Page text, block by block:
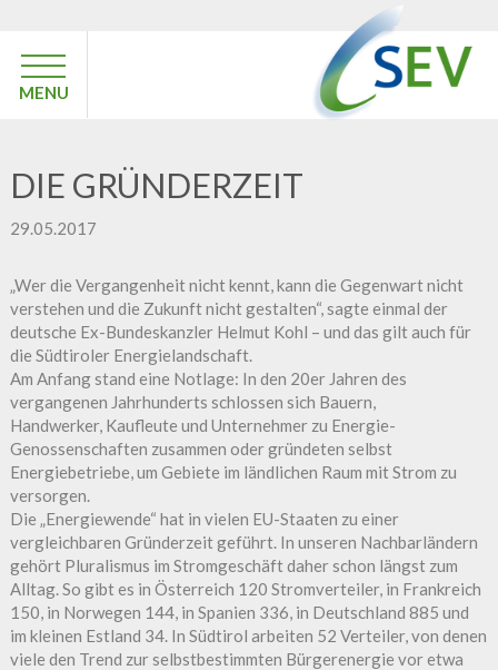
MENU
DIE GRÜNDERZEIT
29.05.2017
„Wer die Vergangenheit nicht kennt, kann die Gegenwart nicht
verstehen und die Zukunft nicht gestalten“, sagte einmal der
deutsche Ex-Bundeskanzler Helmut Kohl – und das gilt auch für
die Südtiroler Energielandschaft.
Am Anfang stand eine Notlage: In den 20er Jahren des
vergangenen Jahrhunderts schlossen sich Bauern,
Handwerker, Kaufleute und Unternehmer zu Energie-
Genossenschaften zusammen oder gründeten selbst
Energiebetriebe, um Gebiete im ländlichen Raum mit Strom zu
versorgen.
Die „Energiewende“ hat in vielen EU-Staaten zu einer
vergleichbaren Gründerzeit geführt. In unseren Nachbarländern
gehört Pluralismus im Stromgeschäft daher schon längst zum
Alltag. So gibt es in Österreich 120 Stromverteiler, in Frankreich
150, in Norwegen 144, in Spanien 336, in Deutschland 885 und
im kleinen Estland 34. In Südtirol arbeiten 52 Verteiler, von denen
viele den Trend zur selbstbestimmten Bürgerenergie vor etwa